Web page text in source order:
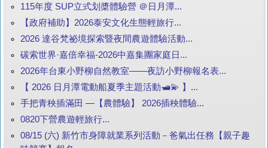
115年度 SUP立式划槳體驗營 ＠日月潭...
【政府補助】2026泰安文化生態輕旅行...
2026 達谷梵祕境探索暨夜間農遊體驗活動...
碳索世界·嘉倍幸福-2026中嘉集團家庭日...
2026年台東小野柳自然教室——夜訪小野柳報名表...
【 2026 日月潭電動船夏季主題活動🛥️💫 】...
手把青秧插滿田 —【農體驗】 2026插秧體驗...
0820下營農遊輕旅行...
08/15 (六) 新竹市身障就業系列活動－爸氣出任務【親子趣